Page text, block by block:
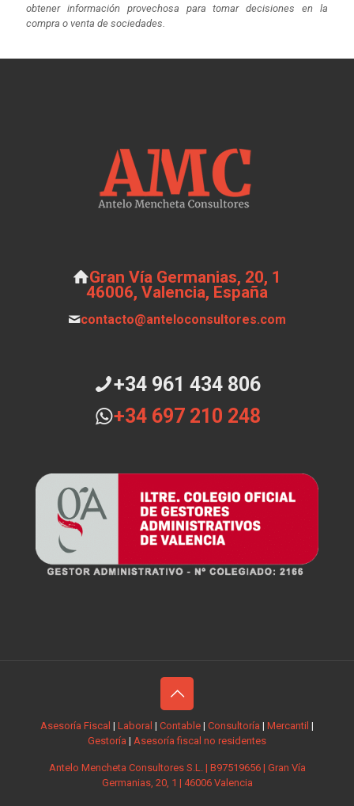
obtener información provechosa para tomar decisiones en la
compra o venta de sociedades.
Gran Vía Germanias, 20, 1
46006, Valencia, España
contacto@anteloconsultores.com
+34 961 434 806
+34 697 210 248
Asesoría Fiscal | Laboral | Contable | Consultoría | Mercantil |
Gestoría | Asesoría fiscal no residentes
Antelo Mencheta Consultores S.L. | B97519656 | Gran Vía
Germanias, 20, 1 | 46006 Valencia